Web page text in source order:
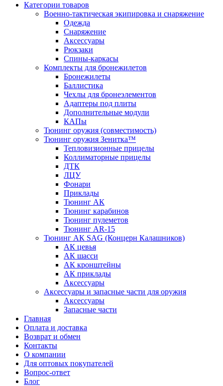
Категории товаров
Военно-тактическая экипировка и снаряжение
Одежда
Снаряжение
Аксессуары
Рюкзаки
Спины-каркасы
Комплекты для бронежилетов
Бронежилеты
Баллистика
Чехлы для бронеэлементов
Адаптеры под плиты
Дополнительные модули
КАПы
Тюнинг оружия (совместимость)
Тюнинг оружия Зенитка™
Тепловизионные прицелы
Коллиматорные прицелы
ДТК
ЛЦУ
Фонари
Приклады
Тюнинг АК
Тюнинг карабинов
Тюнинг пулеметов
Тюнинг AR-15
Тюнинг АК SAG (Концерн Калашников)
АК цевья
АК шасси
АК кронштейны
АК приклады
Аксессуары
Аксессуары и запасные части для оружия
Аксессуары
Запасные части
Главная
Оплата и доставка
Возврат и обмен
Контакты
О компании
Для оптовых покупателей
Вопрос-ответ
Блог